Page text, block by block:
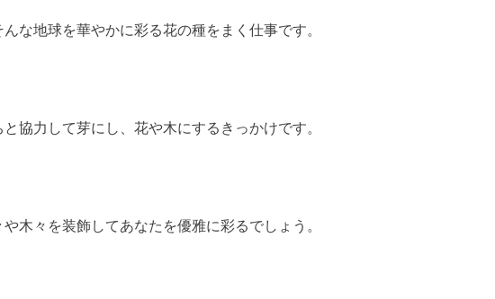
な地球を華やかに彩る花の種をまく仕事です。
協力して芽にし、花や木にするきっかけです。
木々を装飾してあなたを優雅に彩るでしょう。